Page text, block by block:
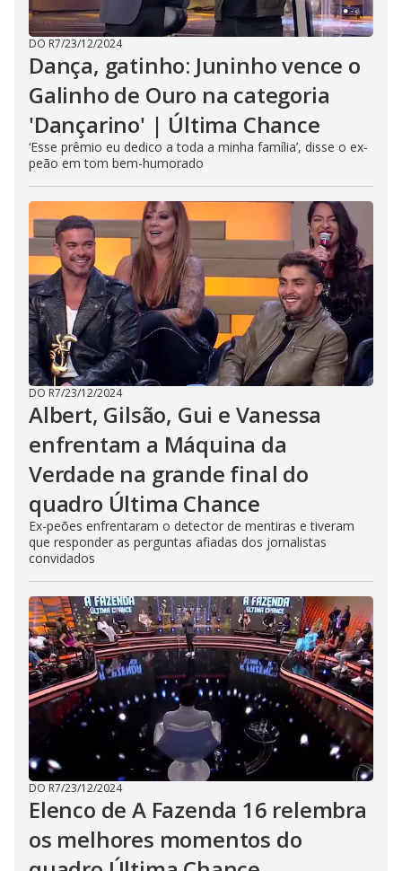
DO R7/23/12/2024
Dança, gatinho: Juninho vence o
Galinho de Ouro na categoria
'Dançarino' | Última Chance
‘Esse prêmio eu dedico a toda a minha família’, disse o ex-
peão em tom bem-humorado
DO R7/23/12/2024
Albert, Gilsão, Gui e Vanessa
enfrentam a Máquina da
Verdade na grande final do
quadro Última Chance
Ex-peões enfrentaram o detector de mentiras e tiveram
que responder as perguntas afiadas dos jornalistas
convidados
DO R7/23/12/2024
Elenco de A Fazenda 16 relembra
os melhores momentos do